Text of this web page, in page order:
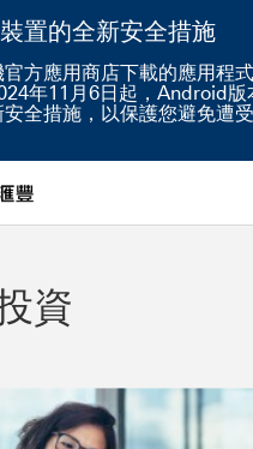
置的全新安全措施
方應用商店下載的應用程
年11月6日起，Android版
全措施，以保護您避免遭
資